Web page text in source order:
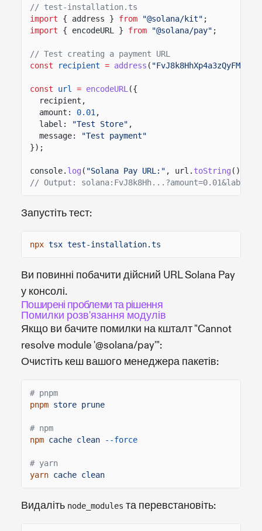
// test-installation.ts
import
{ address } from "@solana/kit" ;
import
{ encodeURL } from "@solana/pay" ;
// Test creating a payment URL
const
recipient = address (
const url = encodeURL ({
recipient,
amount:
0.01 ,
label:
"Test Store" ,
message:
"Test payment"
});
console. log ( "Solana Pay URL:" , url. toString ());
// Output:
Запустіть тест:
npx tsx test-installation.ts
Ви повинні побачити дійсний URL Solana Pay
у консолі.
Поширені проблеми та рішення
Помилки розв'язання модулів
Якщо ви бачите помилки на кшталт "Cannot
resolve module '@solana/pay'":
Очистіть кеш вашого менеджера пакетів:
# pnpm
pnpm store prune
# npm
npm cache clean --force
# yarn
yarn cache clean
Видаліть node_modules та перевстановіть: